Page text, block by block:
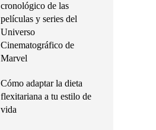
cronológico de las
películas y series del
Universo
Cinematográfico de
Marvel
Cómo adaptar la dieta
flexitariana a tu estilo de
vida